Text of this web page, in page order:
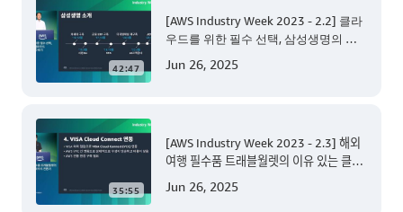
42:47
[AWS Industry Week 2023 - 2.2] 클라
우드를 위한 필수 선택, 삼성생명의 클
Jun 26, 2025
35:55
[AWS Industry Week 2023 - 2.3] 해외
여행 필수품 트래블월렛의 이유 있는 클라
Jun 26, 2025